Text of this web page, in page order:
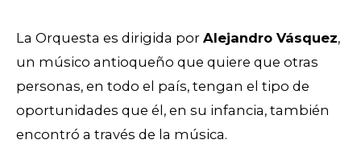
La Orquesta es dirigida por Alejandro Vásquez,
un músico antioqueño que quiere que otras
personas, en todo el país, tengan el tipo de
oportunidades que él, en su infancia, también
encontró a través de la música.